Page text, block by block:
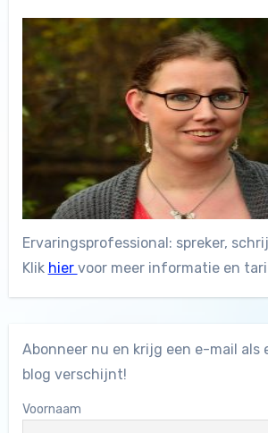
Ervaringsprofessional: spreker,
Klik hier voor meer informatie en
Abonneer nu en krijg een e-mail als
blog verschijnt!
Voornaam